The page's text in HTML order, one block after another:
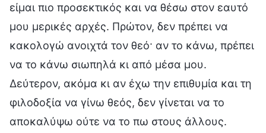
είμαι πιο προσεκτικός και να θέσω στον εαυτό
μου μερικές αρχές. Πρώτον, δεν πρέπει να
κακολογώ ανοιχτά τον θεό· αν το κάνω, πρέπει
να το κάνω σιωπηλά κι από μέσα μου.
Δεύτερον, ακόμα κι αν έχω την επιθυμία και τη
φιλοδοξία να γίνω θεός, δεν γίνεται να το
αποκαλύψω ούτε να το πω στους άλλους.